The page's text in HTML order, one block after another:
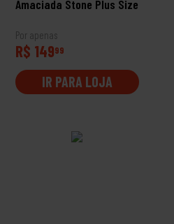
Amaciada Stone Plus Size
Por apenas
R$ 14999
IR PARA LOJA